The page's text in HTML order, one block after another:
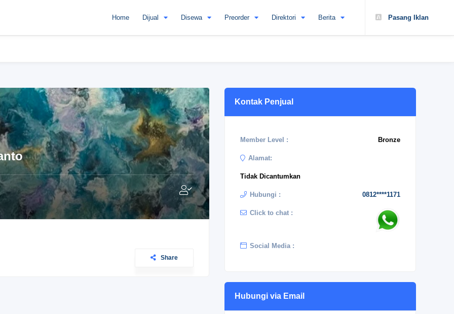
Pasang Iklan
Home Dijual Disewa Preorder Direktori Berita
Share
Kontak Penjual
Member Level : Bronze
Alamat:
Tidak Dicantumkan
Hubungi : 0812****1171
Click to chat :
Social Media :
Hubungi via Email